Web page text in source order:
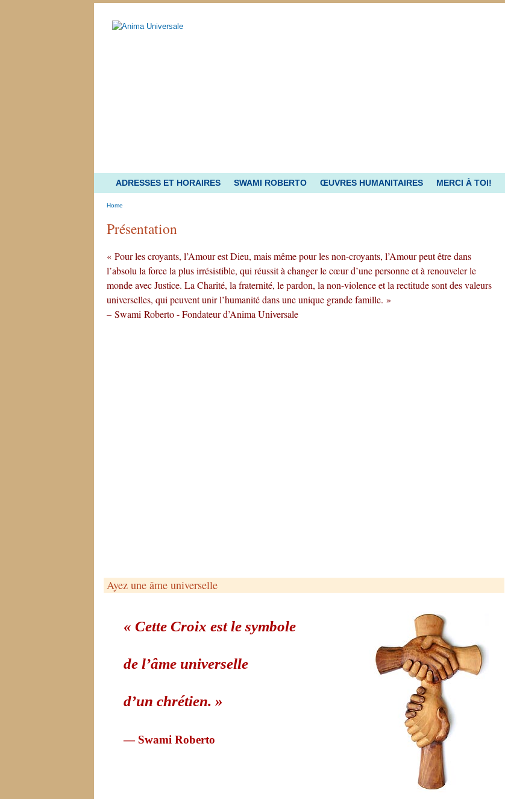
ADRESSES ET HORAIRES SWAMI ROBERTO ŒUVRES HUMANITAIRES MERCI À TOI!
Présentation
« Pour les croyants, l’Amour est Dieu, mais même pour les non-croyants, l’Amour peut être dans
l’absolu la force la plus irrésistible, qui réussit à changer le cœur d’une personne et à renouveler le
monde avec Justice. La Charité, la fraternité, le pardon, la non-violence et la rectitude sont des valeurs
universelles, qui peuvent unir l’humanité dans une unique grande famille. »
– Swami Roberto - Fondateur d’Anima Universale
Ayez une âme universelle
« Cette Croix est le symbole
de l’âme universelle
d’un chrétien. »
— Swami Roberto
Home